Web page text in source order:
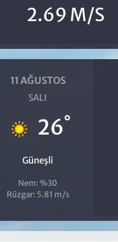
2.69 M/S
11 AĞUSTOS
SALI
26°
Güneşli
Nem: %30
Rüzgar: 5.81 m/s